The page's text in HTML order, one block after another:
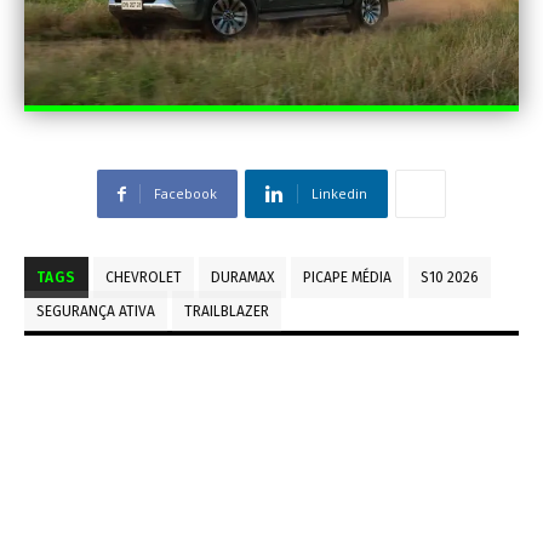
Facebook Linkedin
TAGS CHEVROLET DURAMAX PICAPE MÉDIA
S10 2026
SEGURANÇA ATIVA
TRAILBLAZER